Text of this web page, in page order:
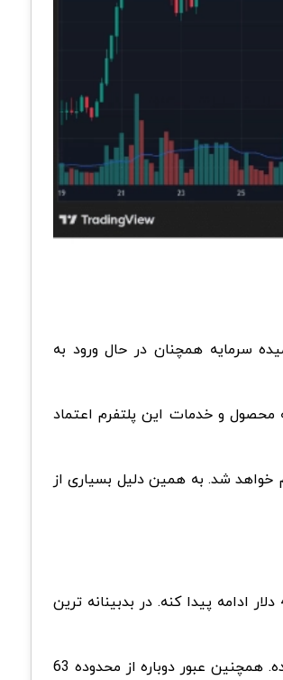
سرمایه همچنان در حال ورود به
محصول و خدمات این پلتفرم اعتماد
خواهد شد. به همین دلیل بسیاری از
میتونه تا سطوح 52.52 دلار و 46.21 دلار ادامه پیدا کنه. در بدبینانه ترین
در صورت تثبیت بیت کوین و بازگشت تقاضا به بازار، هایپرلیکویید میتونه از محدوده های حمایتی فعلی واکنش مثبتی نشون بده. همچنین عبور دوباره از محدوده 63